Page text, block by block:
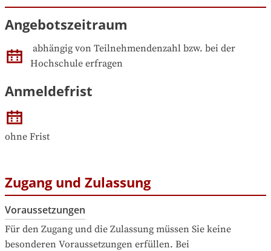
Angebotszeitraum
abhängig von Teilnehmendenzahl bzw. bei der
Hochschule erfragen
Anmeldefrist
ohne Frist
Zugang und Zulassung
Voraussetzungen
Für den Zugang und die Zulassung müssen Sie keine
besonderen Voraussetzungen erfüllen. Bei